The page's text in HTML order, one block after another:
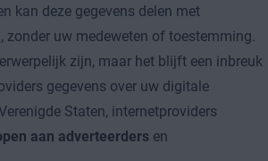
kan deze gegevens delen met
zonder uw medeweten of toestemming.
zijn, maar het blijft een inbreuk
gegevens over uw digitale
Staten, internetproviders
aan adverteerdersen